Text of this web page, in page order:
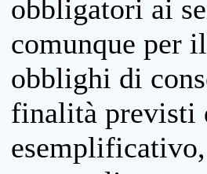
obbligatori ai
comunque per
obblighi di
finalità previsti